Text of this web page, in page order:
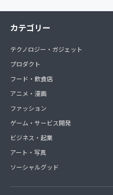
カテゴリー
テクノロジー・ガジェット
プロダクト
フード・飲食店
アニメ・漫画
ファッション
ゲーム・サービス開発
ビジネス・起業
アート・写真
ソーシャルグッド